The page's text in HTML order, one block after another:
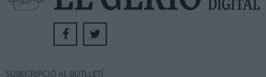
SUBSCRIPCIÓ AL BUTLLETÍ